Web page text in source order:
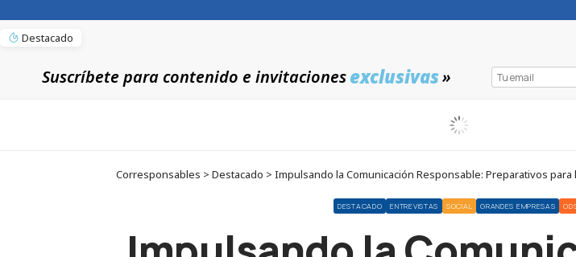
Destacado
Suscríbete para contenido e invitacionesexclusivas»
Corresponsables > Destacado > Impulsando la Comunicación Responsable: Preparativos
DESTACADO ENTREVISTAS SOCIAL GRANDES EMPRESAS